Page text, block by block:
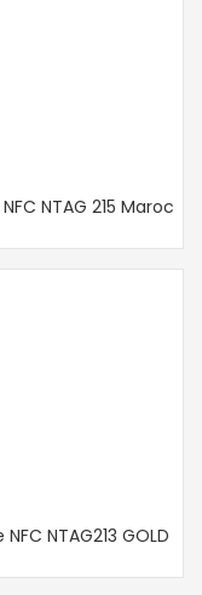
NTAG 215 Maroc
NTAG213 GOLD